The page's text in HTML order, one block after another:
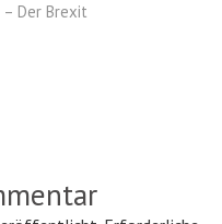
Der Brexit